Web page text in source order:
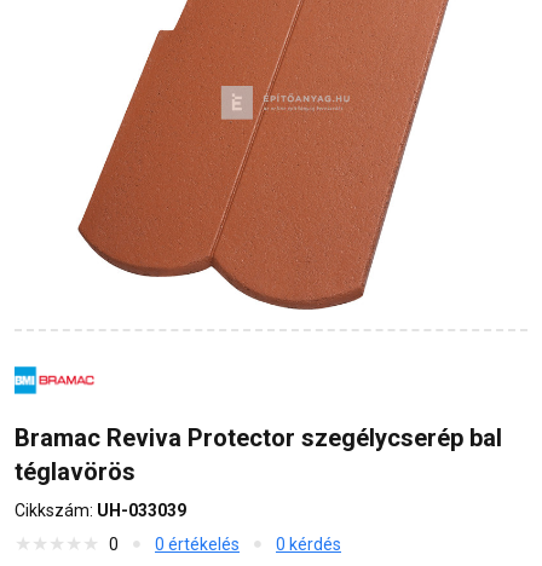
Bramac Reviva Protector szegélycserép bal
téglavörös
Cikkszám: UH-033039
0
0 értékelés 0 kérdés